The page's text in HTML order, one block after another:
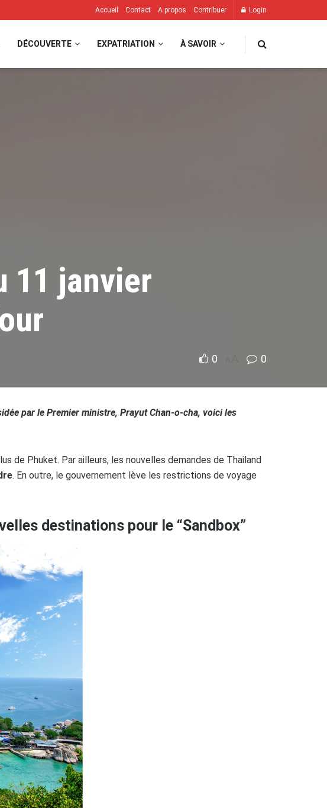
Accueil Contact A propos Contribuer Login
DÉCOUVERTE EXPATRIATION À SAVOIR
11 janvier
0 0
par le Premier ministre, Prayut Chan-o-cha, voici les
de Phuket. Par ailleurs, les nouvelles demandes de Thailand
. En outre, le gouvernement lève les restrictions de voyage
destinations pour le “Sandbox”